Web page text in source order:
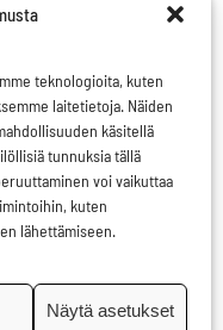
teknologioita, kuten
laitetietoja. Näiden
käsitellä
tunnuksia tällä
voi vaikuttaa
kuten
lähettämiseen.
Näytä asetukset